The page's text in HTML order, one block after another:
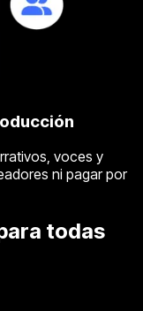
voces y
ni pagar por
todas